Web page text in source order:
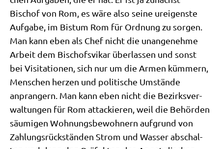
Bischof von Rom, es wäre also sei­ne urei­gen­ste
Auf­ga­be, im Bis­tum Rom für Ord­nung zu sor­gen.
Man kann eben als Chef nicht die unan­ge­neh­me
Arbeit dem Bischofs­vi­kar über­las­sen und sonst
bei Visi­ta­tio­nen, sich nur um die Armen küm­mern,
Men­schen her­zen und poli­ti­sche Umstän­de
anpran­gern. Man kann eben nicht die Bezirks­ver­
wal­tun­gen für Rom attackie­ren, weil die Behör­den
säu­mi­gen Woh­nungs­be­woh­nern auf­grund von
Zah­lungs­rück­stän­den Strom und Was­ser abschal­